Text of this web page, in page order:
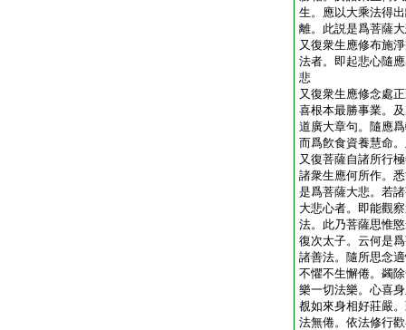
生。應以大乘法得
離。此説是爲菩薩
又復衆生應修布施
法者。即起悲心隨
悲
又復衆生應修念處
喜根本最勝事業。
道廣大章句。隨應
而爲飮食資養慧命
又復菩薩自諸所行
諸衆生應何所作。
是爲菩薩大悲。若
大悲心者。即能觀
法。此乃菩薩思惟
復次太子。云何是
諸善法。隨所思念
不懼不生懈倦。蠲
樂一切法樂。心喜
覩如來身相好莊嚴
法無倦。依法修行